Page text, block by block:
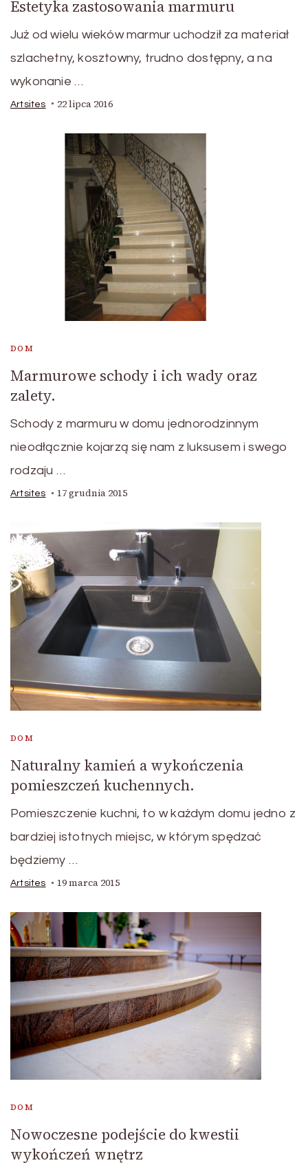
Estetyka zastosowania marmuru
Już od wielu wieków marmur uchodził za materiał
szlachetny, kosztowny, trudno dostępny, a na
wykonanie …
Artsites 22 lipca 2016
DOM
Marmurowe schody i ich wady oraz
zalety.
Schody z marmuru w domu jednorodzinnym
nieodłącznie kojarzą się nam z luksusem i swego
rodzaju …
Artsites 17 grudnia 2015
DOM
Naturalny kamień a wykończenia
pomieszczeń kuchennych.
Pomieszczenie kuchni, to w każdym domu jedno z
bardziej istotnych miejsc, w którym spędzać
będziemy …
Artsites 19 marca 2015
DOM
Nowoczesne podejście do kwestii
wykończeń wnętrz